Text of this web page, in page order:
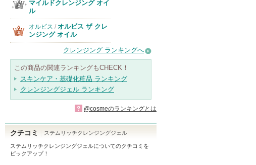
ファンケルから
マイルドクレンジング オイ
ル
オルビス / オルビス ザ クレ
ンジング オイル
クレンジング ランキングへ
この商品の関連ランキングもCHECK！
スキンケア・基礎化粧品 ランキング
クレンジングジェル ランキング
? @cosmeのランキングとは
クチコミ ステムリッチクレンジングジェル
ステムリッチクレンジングジェルについてのクチコミを
ピックアップ！